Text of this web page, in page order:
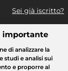
Sei già iscritto?
Elettrodomestici
importante
di analizzare la
studi e analisi sui
e proporre al